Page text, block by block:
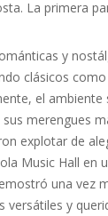
La primera
y
clásicos como
el
merengues
explotar de
Music Hall en
una vez
versátiles y